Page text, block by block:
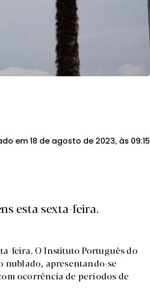
em 18 de agosto de 2023, às 09:15
esta sexta-feira.
feira. O Instituto Português do
nublado, apresentando-se
ocorrência de períodos de